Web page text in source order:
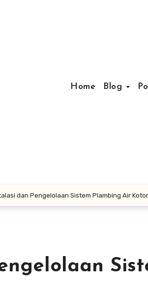
Home Blog
dan Pengelolaan Sistem Plambing Air Kotor